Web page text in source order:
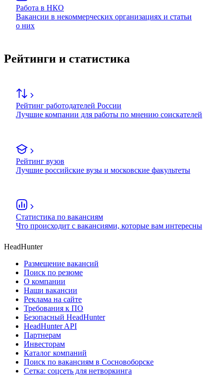
Работа в НКО
Вакансии в некоммерческих организациях и статьи
о них
Рейтинги и статистика
Рейтинг работодателей России
Лучшие компании для работы по мнению соискателей
Рейтинг вузов
Лучшие российские вузы и московские факультеты
Статистика по вакансиям
Что происходит с вакансиями, которые вам интересны
HeadHunter
Размещение вакансий
Поиск по резюме
О компании
Наши вакансии
Реклама на сайте
Требования к ПО
Безопасный HeadHunter
HeadHunter API
Партнерам
Инвесторам
Каталог компаний
Поиск по вакансиям в Сосновоборске
Сетка: соцсеть для нетворкинга